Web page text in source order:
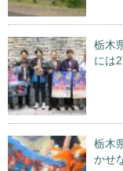
栃木
には
栃木
かせ